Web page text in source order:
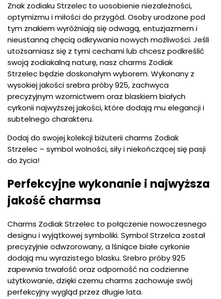
Znak zodiaku Strzelec to uosobienie niezależności,
optymizmu i miłości do przygód. Osoby urodzone pod
tym znakiem wyróżniają się odwagą, entuzjazmem i
nieustanną chęcią odkrywania nowych możliwości. Jeśli
utożsamiasz się z tymi cechami lub chcesz podkreślić
swoją zodiakalną naturę, nasz charms Zodiak
Strzelec będzie doskonałym wyborem. Wykonany z
wysokiej jakości srebra próby 925, zachwyca
precyzyjnym wzornictwem oraz blaskiem białych
cyrkonii najwyższej jakości, które dodają mu elegancji i
subtelnego charakteru.
Dodaj do swojej kolekcji biżuterii charms Zodiak
Strzelec – symbol wolności, siły i niekończącej się pasji
do życia!
Perfekcyjne wykonanie i najwyższa
jakość charmsa
Charms Zodiak Strzelec to połączenie nowoczesnego
designu i wyjątkowej symboliki. Symbol Strzelca został
precyzyjnie odwzorowany, a lśniące białe cyrkonie
dodają mu wyrazistego blasku. Srebro próby 925
zapewnia trwałość oraz odporność na codzienne
użytkowanie, dzięki czemu charms zachowuje swój
perfekcyjny wygląd przez długie lata.